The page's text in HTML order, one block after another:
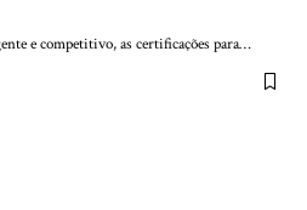
e competitivo, as certificações para…